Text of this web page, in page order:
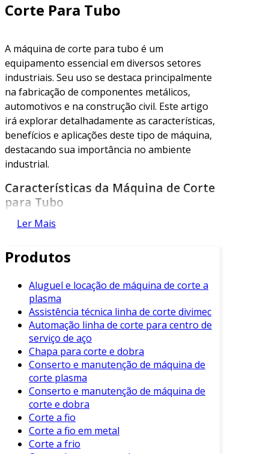
Corte Para Tubo
A máquina de corte para tubo é um
equipamento essencial em diversos setores
industriais. Seu uso se destaca principalmente
na fabricação de componentes metálicos,
automotivos e na construção civil. Este artigo
irá explorar detalhadamente as características,
benefícios e aplicações deste tipo de máquina,
destacando sua importância no ambiente
industrial.
Características da Máquina de Corte
para Tubo
As máquinas de corte para tubo variam em
características são comuns. Em primeiro lugar,
tipos de materiais, como aço, alumínio e cobre.
Isso a torna versátil para várias aplicações.
Além disso, muitas delas possuem tecnologia
avançada, como controles numéricos
computadorizados (CNC). Essa tecnologia
permite cortes precisos e repetitivos,
aumentando a eficiência da produção.
Para facilitar ainda mais, a maioria das
máquinas de corte para tubo possui as
seguintes características:
Ler Mais
Produtos
Aluguel e locação de máquina de corte a
plasma
Assistência técnica linha de corte divimec
Automação linha de corte para centro de
serviço de aço
Chapa para corte e dobra
Conserto e manutenção de máquina de
corte plasma
Conserto e manutenção de máquina de
corte e dobra
Corte a fio
Corte a fio em metal
Corte a frio